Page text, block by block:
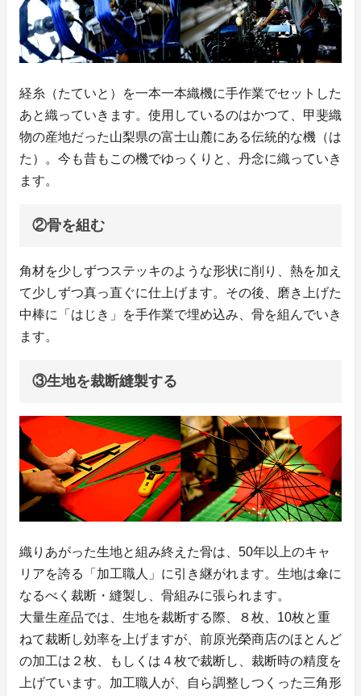
経糸（たていと）を一本一本織機に手作業でセットした
あと織っていきます。使用しているのはかつて、甲斐織
物の産地だった山梨県の富士山麓にある伝統的な機（は
た）。今も昔もこの機でゆっくりと、丹念に織っていき
ます。
②骨を組む
角材を少しずつステッキのような形状に削り、熱を加え
て少しずつ真っ直ぐに仕上げます。その後、磨き上げた
中棒に「はじき」を手作業で埋め込み、骨を組んでいき
ます。
③生地を裁断縫製する
織りあがった生地と組み終えた骨は、50年以上のキャ
リアを誇る「加工職人」に引き継がれます。生地は傘に
なるべく裁断・縫製し、骨組みに張られます。
大量生産品では、生地を裁断する際、８枚、10枚と重
ねて裁断し効率を上げますが、前原光榮商店のほとんど
の加工は２枚、もしくは４枚で裁断し、裁断時の精度を
上げています。加工職人が、自ら調整しつくった三角形